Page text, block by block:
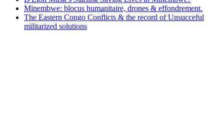
Minembwe: blocus humanitaire, drones & effondrement.
The Eastern Congo Conflicts & the record of Unsucceful
militarized solutions